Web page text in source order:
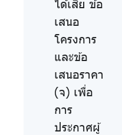
ได้เสีย ข้อ
เสนอ
โครงการ
และข้อ
เสนอราคา
(จ) เพื่อ
การ
ประกาศผู้